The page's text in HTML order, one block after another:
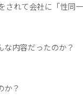
れて会社に「性同
な内容だったのか？
か？